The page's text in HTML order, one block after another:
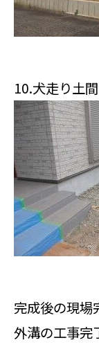
10.犬走り土
完成後の現場
外溝の工事完